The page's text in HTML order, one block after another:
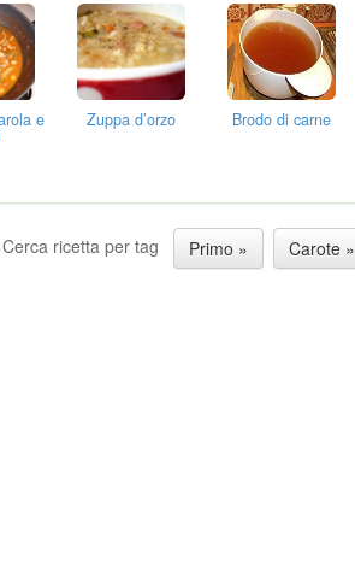
e Zuppa d’orzo Brodo di carne
Cerca ricetta per tag Primo » Carote »